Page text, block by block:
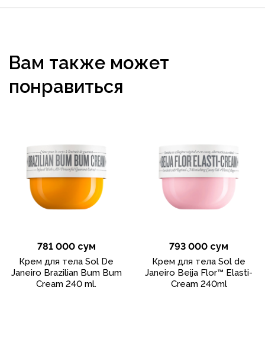
Вам также может
понравиться
781 000 сум
Крем для тела Sol De
Janeiro Brazilian Bum Bum
Cream 240 ml.
793 000 сум
Крем для тела Sol de
Janeiro Beija Flor™ Elasti-
Cream 240ml